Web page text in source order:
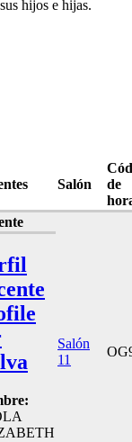
hijos e hijas.
Salón
de
Salón
11